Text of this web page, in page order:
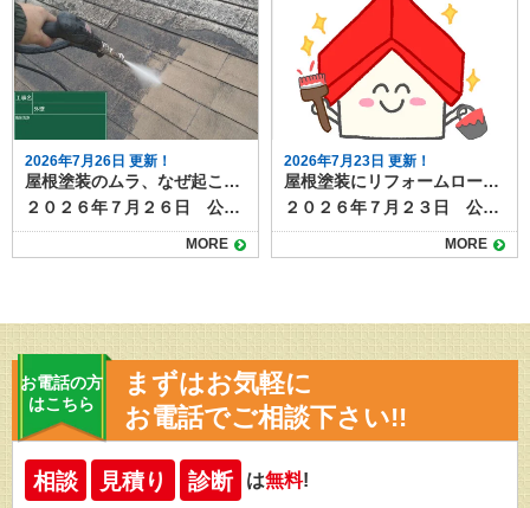
2026年7月26日 更新！
屋根塗装のムラ、なぜ起こる？原因と防ぐためのポイント
２０２６年７月２６日 公開 屋根塗装を行ったあとに表面の色や艶が均一でないと、見た目の美しさが損なわれるだけでなく、塗膜性能にも影響が出る場合があります。ムラは施工不良のサインであることも多く、早めの原因特定と対策が大切です。 本記事では屋根塗装のムラが発生する原因と、防ぐための基本的なポイントを解説します。 目次屋根塗装にムラが出る主な原因下地処理不足塗料の攪拌不足塗り重ねのタイミング不適切塗布量や塗り方の不均一天候や気温の影響屋根塗装のムラを防ぐための対策ムラを放置するとどうなる？まとめ 屋根塗装にムラが出る主な原因 屋根塗装のムラは、単に見た目だけの問題ではなく、塗膜の厚みや密着性に関わることもあります。代表的な原因は次の通りです。 下地処理不足 屋根表面の汚れや古い塗膜、コケ・カビなどをきちんと除去せずに塗装を始めると、塗料が均一に密着せずムラが発生します。塗装前の下地処理として高圧洗浄作業を必ず行うことが重要です。 塗料の攪拌不足 塗料は成分が沈殿しやすく、十分に混ぜないまま使用すると色味や艶が一定にならず、見た目に差が出ます。使用前にしっかりと撹拌し最大限の性能が発揮できるように準備します。 塗り重ねのタイミング不適切 下塗りや中塗りが完全に乾く前に次の工程を行う、または逆に放置しすぎると密着不良や色ムラが起こりやすくなります。 塗布量や塗り方の不均一 ローラーやスプレーの動かし方、塗料の付け方が一定でない場合、部分的に塗膜が薄くなったり厚くなったりします。職人の熟練度が出る手作業ならではの理由ですね。 天候や気温の影響 直射日光や強風、高温・低温など施工環境が悪いと、塗料の乾き方が不均一になりムラにつながります。夏の暑さで塗料が早く乾きすぎることもムラの原因の１つになるといわれています。 屋根塗装のムラを防ぐための対策 塗装のムラを防ぐには、施工前の準備から塗装中の管理まで丁寧な作業が欠かせません。 高圧洗浄やケレン作業で下地を清潔にする 塗料は規定通りしっかり攪拌してから使用する メーカーが定める乾燥時間を守って塗り重ねる 塗布量を均一にし、道具の動かし方も一定に保つ 天候や気温が安定した日に施工を行う 熟練の職人が最終的に全体の仕上がりをチェックする これらはすべて塗装工事のおける基本的な内容ばかりですが、仕上がりや耐久性を左右するとっても重要なことです。 いくらよい塗料を使っても、基本的な工程や注意点をおろそかにしてしまうと、期待していたような高耐久や仕上がり映えることができません。 ムラを放置するとどうなる？ 軽度の色ムラは機能面に大きく影響しない場合もありますが、塗膜の密着不良や塗り残しを伴っている場合は劣化が早まる恐れがあります。早ければ数年以内に剥がれや膨れが起き、再塗装が必要になることもあります。ムラが気になったら、早めに施工業者へ確認を依頼しましょう。 まとめ 屋根塗装のムラは、下地処理不足や塗料の扱い方、施工環境などの複合的な要因で発生します。施工前の準備を徹底し、メーカー仕様に沿った丁寧な作業を行うことで防ぐことが可能です。仕上がりの品質は屋根の保護性能にも直結するため、信頼できる業者選びと現場管理が重要です。 塗り達では、屋根塗装のご相談を随時受付中！高品質・高耐久な屋根塗装なら塗り達にお任せください！
MORE
2026年7月23日 更新！
屋根塗装にリフォームローンは使える？資金面で後悔しないための注意点とは
２０２６年７月２３日 公開 屋根塗装は住まいを長持ちさせるために欠かせない工事です。 しかし工事にはまとまった費用が必要になるため、「いますぐ資金が用意できない」「リフォームローンを使いたい」と考える方も少なくありません。結論からいえば、屋根塗装でもリフォームローンの利用は可能です。借入時にはいくつかの注意点があり事前に知っておくと安心できます。 この記事では、屋根塗装にリフォームローンを活用できる理由や、ローン選びのポイント、契約時に確認すべき注意点について解説します。 目次屋根塗装にリフォームローンが使える理由屋根塗装でリフォームローンを利用する際の注意点1. 金利と返済期間を事前に確認する2. 工事内容がローンの対象になるかを確認する3. 業者がローン対応しているかも要チェック4. 審査には事前準備が必要屋根塗装にリフォームローンは有効な選択肢。計画的な利用が安心のカギ 屋根塗装にリフォームローンが使える理由 リフォームローンとは、自宅の改修・修繕・増築などに使える専用のローンです。屋根塗装は「住宅の維持に必要なメンテナンス」として位置づけられているため、金融機関のほとんどがリフォームローンの対象工事に含めています。 以下のようなケースでは、リフォームローンが有効です。 築10～15年で塗り替えが必要になったが、手元資金に余裕がない 雨漏りが不安なため、早めに塗装しておきたい 足場を組むので、屋根と外壁をまとめて塗装したい 劣化が進んでおり、放置すれば工事費が高くなる恐れがある 資金がないからと工事を先延ばしにして状態が悪化するよりも、ローンを使って早期対応するほうがトータルコストを抑えられるケースも多いため、リフォームローンを使うことは、資金計画のひとつとして有効な手段といえるでしょう。 屋根塗装でリフォームローンを利用する際の注意点 屋根塗装にリフォームローンを使う際は、いくつかの注意点もあります。 以下のポイントを押さえておきましょう。 1. 金利と返済期間を事前に確認する リフォームローンには「無担保型（保証人・担保不要）」「有担保型（住宅を担保にする）」の2種類があります。無担保型は手軽ですが金利がやや高めで返済期間も短めです。 一方、有担保型は低金利で長期返済が可能ですが、審査には時間がかかるため、急ぎ工事が必要な場合には不向きなケースがあります。 ご自身の資金状況や必要な工事スケジュールに応じて選ぶことが大切です。 2. 工事内容がローンの対象になるかを確認する 金融機関によっては、塗装工事のうち「美観目的の部分」は対象外とされる場合があります。屋根の遮熱塗装やデザイン性重視の塗料などを希望する場合は、契約前に工事内容と見積書を提出して、ローン対象範囲を確認しておきましょう。 3. 業者がローン対応しているかも要チェック 一部の塗装業者では、提携ローンや信販会社を通じた分割払いサービスを提供していることがあります。金融機関の審査よりも柔軟で、金利や手数料も比較的わかりやすいのが特徴です。 金利が高めに設定されている場合もあるため、複数のローンと比較して総支払額をチェックしておくと安心です。 4. 審査には事前準備が必要 リフォームローンには借入のための審査があり、本人確認書類・収入証明・工事見積書などが必要です。また、申し込みから融資実行までに1週間〜3週間程度かかることが多く、「急ぎで塗装が必要」な場合はスケジュールに余裕を持つことが大切です。 屋根塗装にリフォームローンは有効な選択肢。計画的な利用が安心のカギ 屋根塗装は住宅を守るための重要なメンテナンスであり、資金の準備が難しい場合はリフォームローンの利用が有用になるケースもあります。。資金の不安から必要な工事を先延ばしにすると、雨漏りなどの被害につながり、結果的に修繕費がかさんでしまうこともありますので、適切なタイミングで工事を行うことが重要です。 リフォームローンをうまく活用すれば、タイミングを逃さず屋根塗装を行うことができ、結果的に賢い判断になるケースがあります。 塗り達では、提携ローンのご紹介が可能です。資金計画に不安がある場合は、工事前にご相談ください。
MORE
お電話の方
はこちら
まずはお気軽に
お電話でご相談下さい!!
相談 見積り 診断 は無料!